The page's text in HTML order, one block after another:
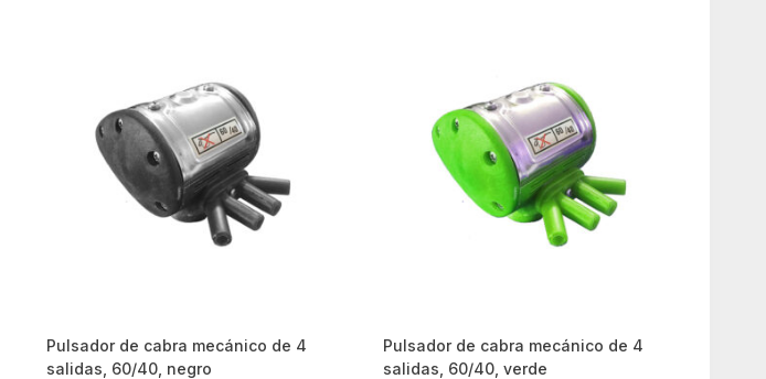
Pulsador de cabra mecánico de 4
salidas, 60/40, negro
Pulsador de cabra mecánico de 4
salidas, 60/40, verde